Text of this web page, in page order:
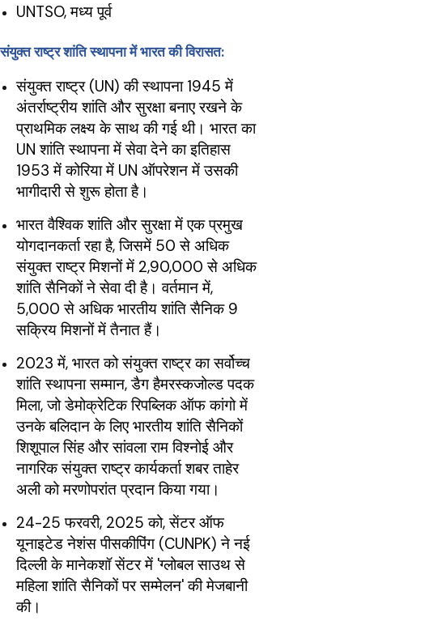
UNTSO, मध्य पूर्व
संयुक्त राष्ट्र शांति स्थापना में भारत की विरासत:
संयुक्त राष्ट्र (UN) की स्थापना 1945 में
अंतर्राष्ट्रीय शांति और सुरक्षा बनाए रखने के
प्राथमिक लक्ष्य के साथ की गई थी। भारत का
UN शांति स्थापना में सेवा देने का इतिहास
1953 में कोरिया में UN ऑपरेशन में उसकी
भागीदारी से शुरू होता है।
भारत वैश्विक शांति और सुरक्षा में एक प्रमुख
योगदानकर्ता रहा है, जिसमें 50 से अधिक
संयुक्त राष्ट्र मिशनों में 2,90,000 से अधिक
शांति सैनिकों ने सेवा दी है। वर्तमान में,
5,000 से अधिक भारतीय शांति सैनिक 9
सक्रिय मिशनों में तैनात हैं।
2023 में, भारत को संयुक्त राष्ट्र का सर्वोच्च
शांति स्थापना सम्मान, डैग हैमरस्कजोल्ड पदक
मिला, जो डेमोक्रेटिक रिपब्लिक ऑफ कांगो में
उनके बलिदान के लिए भारतीय शांति सैनिकों
शिशूपाल सिंह और सांवला राम विश्नोई और
नागरिक संयुक्त राष्ट्र कार्यकर्ता शबर ताहेर
अली को मरणोपरांत प्रदान किया गया।
24-25 फरवरी, 2025 को, सेंटर ऑफ
यूनाइटेड नेशंस पीसकीपिंग (CUNPK) ने नई
दिल्ली के मानेकशॉ सेंटर में 'ग्लोबल साउथ से
महिला शांति सैनिकों पर सम्मेलन' की मेजबानी
की।